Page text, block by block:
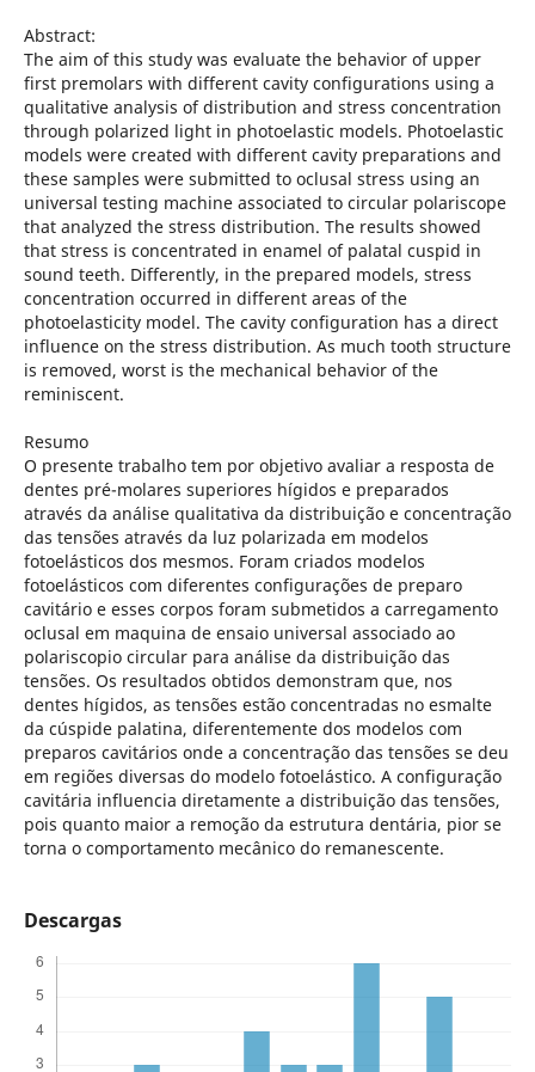
Abstract:
The aim of this study was evaluate the behavior of upper
first premolars with different cavity configurations using a
qualitative analysis of distribution and stress concentration
through polarized light in photoelastic models. Photoelastic
models were created with different cavity preparations and
these samples were submitted to oclusal stress using an
universal testing machine associated to circular polariscope
that analyzed the stress distribution. The results showed
that stress is concentrated in enamel of palatal cuspid in
sound teeth. Differently, in the prepared models, stress
concentration occurred in different areas of the
photoelasticity model. The cavity configuration has a direct
influence on the stress distribution. As much tooth structure
is removed, worst is the mechanical behavior of the
reminiscent.
Resumo
O presente trabalho tem por objetivo avaliar a resposta de
dentes pré-molares superiores hígidos e preparados
através da análise qualitativa da distribuição e concentração
das tensões através da luz polarizada em modelos
fotoelásticos dos mesmos. Foram criados modelos
fotoelásticos com diferentes configurações de preparo
cavitário e esses corpos foram submetidos a carregamento
oclusal em maquina de ensaio universal associado ao
polariscopio circular para análise da distribuição das
tensões. Os resultados obtidos demonstram que, nos
dentes hígidos, as tensões estão concentradas no esmalte
da cúspide palatina, diferentemente dos modelos com
preparos cavitários onde a concentração das tensões se deu
em regiões diversas do modelo fotoelástico. A configuração
cavitária influencia diretamente a distribuição das tensões,
pois quanto maior a remoção da estrutura dentária, pior se
torna o comportamento mecânico do remanescente.
Descargas